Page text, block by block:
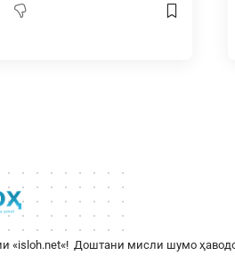
«isloh.net«! Доштани мисли шумо